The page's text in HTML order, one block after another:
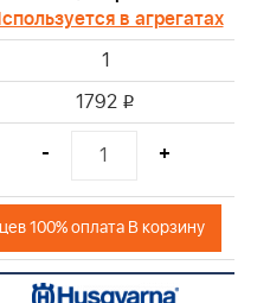
в агрегатах
1
1792 i
- +
100% оплата В корзину